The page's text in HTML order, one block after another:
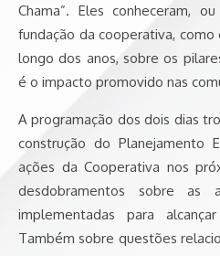
Chama”. Eles conheceram,
fundação da cooperativa,
longo dos anos, sobre os
é o impacto promovido nas
A programação dos dois dias
construção do Planejamento
ações da Cooperativa nos
desdobramentos sobre as
implementadas para
Também sobre questões